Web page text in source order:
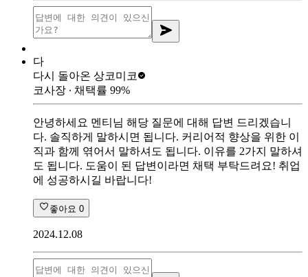
다
다시 돌아온 상코미코
코사장 ∙ 채택률 99%
안녕하세요 멘티님 해당 질문에 대해 답변 드리겠습니
다. 솔직하게 말하시면 됩니다. 커리어적 향상을 위한 이
직과 함께 엮어서 말하셔도 됩니다. 이유를 2가지 말하셔
도 됩니다. 도움이 된 답변이라면 채택 부탁드려요! 취업
에 성공하시길 바랍니다!
좋아요 0
2024.12.08